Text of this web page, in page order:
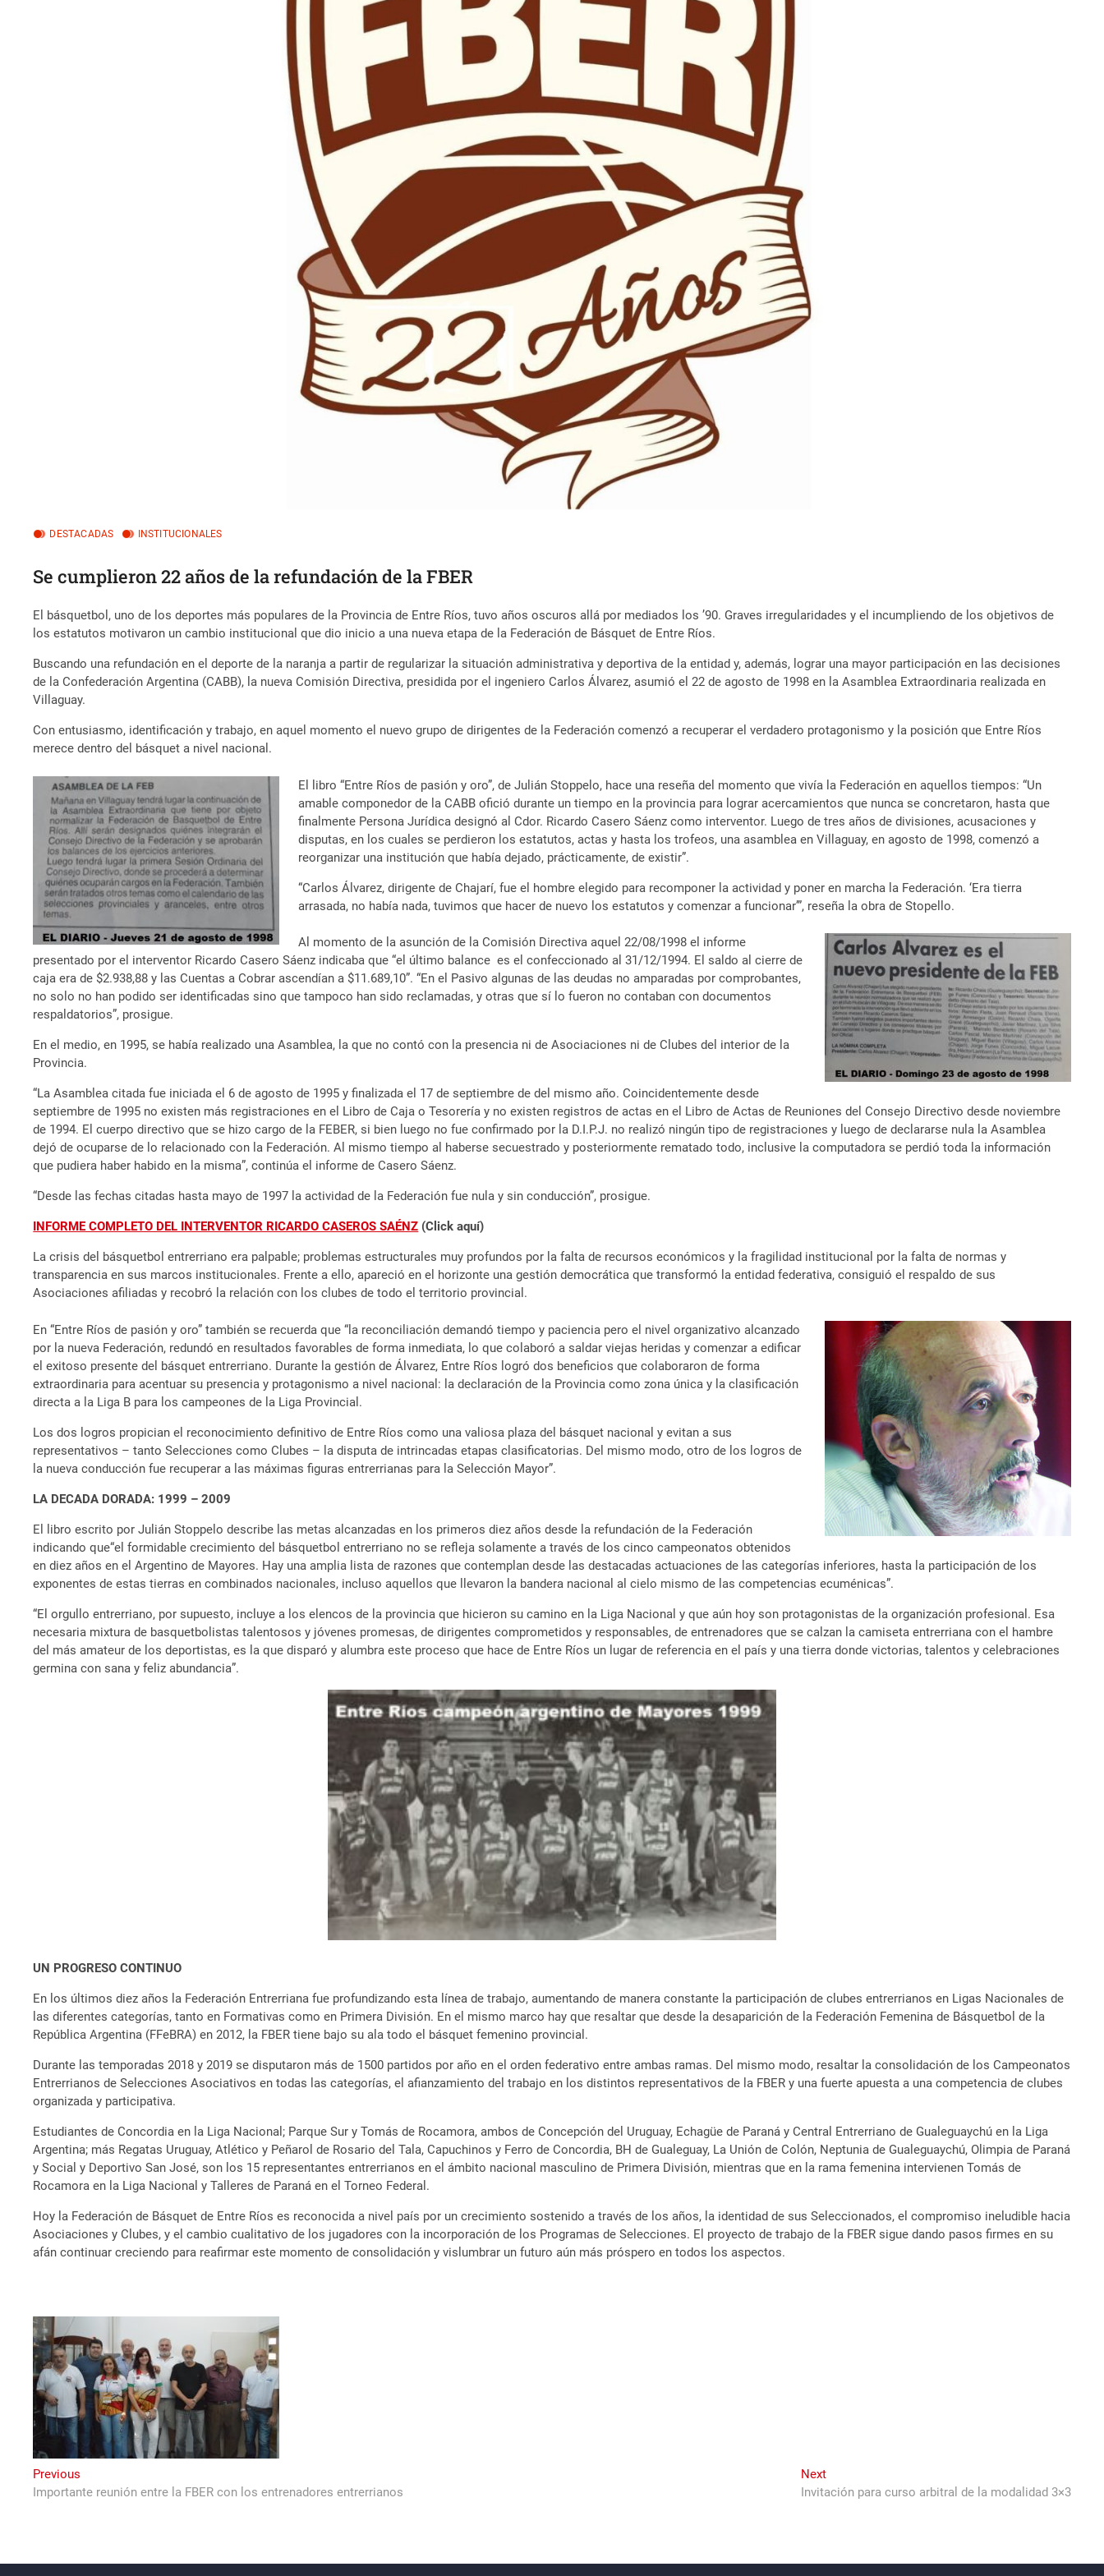
DESTACADAS INSTITUCIONALES
Se cumplieron 22 años de la refundación de la FBER
El básquetbol, uno de los deportes más populares de la Provincia de Entre Ríos, tuvo años oscuros allá por mediados los ’90. Graves irregularidades y el incumpliendo de los objetivos de
los estatutos motivaron un cambio institucional que dio inicio a una nueva etapa de la Federación de Básquet de Entre Ríos.
Buscando una refundación en el deporte de la naranja a partir de regularizar la situación administrativa y deportiva de la entidad y, además, lograr una mayor participación en las decisiones
de la Confederación Argentina (CABB), la nueva Comisión Directiva, presidida por el ingeniero Carlos Álvarez, asumió el 22 de agosto de 1998 en la Asamblea Extraordinaria realizada en
Villaguay.
Con entusiasmo, identificación y trabajo, en aquel momento el nuevo grupo de dirigentes de la Federación comenzó a recuperar el verdadero protagonismo y la posición que Entre Ríos
merece dentro del básquet a nivel nacional.
El libro “Entre Ríos de pasión y oro”, de Julián Stoppelo, hace una reseña del momento que vivía la Federación en aquellos tiempos: “Un
amable componedor de la CABB ofició durante un tiempo en la provincia para lograr acercamientos que nunca se concretaron, hasta que
finalmente Persona Jurídica designó al Cdor. Ricardo Casero Sáenz como interventor. Luego de tres años de divisiones, acusaciones y
disputas, en los cuales se perdieron los estatutos, actas y hasta los trofeos, una asamblea en Villaguay, en agosto de 1998, comenzó a
reorganizar una institución que había dejado, prácticamente, de existir”.
“Carlos Álvarez, dirigente de Chajarí, fue el hombre elegido para recomponer la actividad y poner en marcha la Federación. ‘Era tierra
arrasada, no había nada, tuvimos que hacer de nuevo los estatutos y comenzar a funcionar’”, reseña la obra de Stopello.
Al momento de la asunción de la Comisión Directiva aquel 22/08/1998 el informe
presentado por el interventor Ricardo Casero Sáenz indicaba que “el último balance es el confeccionado al 31/12/1994. El saldo al cierre de
caja era de $2.938,88 y las Cuentas a Cobrar ascendían a $11.689,10”. “En el Pasivo algunas de las deudas no amparadas por comprobantes,
no solo no han podido ser identificadas sino que tampoco han sido reclamadas, y otras que sí lo fueron no contaban con documentos
respaldatorios”, prosigue.
En el medio, en 1995, se había realizado una Asamblea, la que no contó con la presencia ni de Asociaciones ni de Clubes del interior de la
Provincia.
“La Asamblea citada fue iniciada el 6 de agosto de 1995 y finalizada el 17 de septiembre de del mismo año. Coincidentemente desde
septiembre de 1995 no existen más registraciones en el Libro de Caja o Tesorería y no existen registros de actas en el Libro de Actas de Reuniones del Consejo Directivo desde noviembre
de 1994. El cuerpo directivo que se hizo cargo de la FEBER, si bien luego no fue confirmado por la D.I.P.J. no realizó ningún tipo de registraciones y luego de declararse nula la Asamblea
dejó de ocuparse de lo relacionado con la Federación. Al mismo tiempo al haberse secuestrado y posteriormente rematado todo, inclusive la computadora se perdió toda la información
que pudiera haber habido en la misma”, continúa el informe de Casero Sáenz.
“Desde las fechas citadas hasta mayo de 1997 la actividad de la Federación fue nula y sin conducción”, prosigue.
INFORME COMPLETO DEL INTERVENTOR RICARDO CASEROS SAÉNZ (Click aquí)
La crisis del básquetbol entrerriano era palpable; problemas estructurales muy profundos por la falta de recursos económicos y la fragilidad institucional por la falta de normas y
transparencia en sus marcos institucionales. Frente a ello, apareció en el horizonte una gestión democrática que transformó la entidad federativa, consiguió el respaldo de sus
Asociaciones afiliadas y recobró la relación con los clubes de todo el territorio provincial.
En “Entre Ríos de pasión y oro” también se recuerda que “la reconciliación demandó tiempo y paciencia pero el nivel organizativo alcanzado
por la nueva Federación, redundó en resultados favorables de forma inmediata, lo que colaboró a saldar viejas heridas y comenzar a edificar
el exitoso presente del básquet entrerriano. Durante la gestión de Álvarez, Entre Ríos logró dos beneficios que colaboraron de forma
extraordinaria para acentuar su presencia y protagonismo a nivel nacional: la declaración de la Provincia como zona única y la clasificación
directa a la Liga B para los campeones de la Liga Provincial.
Los dos logros propician el reconocimiento definitivo de Entre Ríos como una valiosa plaza del básquet nacional y evitan a sus
representativos – tanto Selecciones como Clubes – la disputa de intrincadas etapas clasificatorias. Del mismo modo, otro de los logros de
la nueva conducción fue recuperar a las máximas figuras entrerrianas para la Selección Mayor”.
LA DECADA DORADA: 1999 – 2009
El libro escrito por Julián Stoppelo describe las metas alcanzadas en los primeros diez años desde la refundación de la Federación
indicando que“el formidable crecimiento del básquetbol entrerriano no se refleja solamente a través de los cinco campeonatos obtenidos
en diez años en el Argentino de Mayores. Hay una amplia lista de razones que contemplan desde las destacadas actuaciones de las categorías inferiores, hasta la participación de los
exponentes de estas tierras en combinados nacionales, incluso aquellos que llevaron la bandera nacional al cielo mismo de las competencias ecuménicas”.
“El orgullo entrerriano, por supuesto, incluye a los elencos de la provincia que hicieron su camino en la Liga Nacional y que aún hoy son protagonistas de la organización profesional. Esa
necesaria mixtura de basquetbolistas talentosos y jóvenes promesas, de dirigentes comprometidos y responsables, de entrenadores que se calzan la camiseta entrerriana con el hambre
del más amateur de los deportistas, es la que disparó y alumbra este proceso que hace de Entre Ríos un lugar de referencia en el país y una tierra donde victorias, talentos y celebraciones
germina con sana y feliz abundancia”.
UN PROGRESO CONTINUO
En los últimos diez años la Federación Entrerriana fue profundizando esta línea de trabajo, aumentando de manera constante la participación de clubes entrerrianos en Ligas Nacionales de
las diferentes categorías, tanto en Formativas como en Primera División. En el mismo marco hay que resaltar que desde la desaparición de la Federación Femenina de Básquetbol de la
República Argentina (FFeBRA) en 2012, la FBER tiene bajo su ala todo el básquet femenino provincial.
Durante las temporadas 2018 y 2019 se disputaron más de 1500 partidos por año en el orden federativo entre ambas ramas. Del mismo modo, resaltar la consolidación de los Campeonatos
Entrerrianos de Selecciones Asociativos en todas las categorías, el afianzamiento del trabajo en los distintos representativos de la FBER y una fuerte apuesta a una competencia de clubes
organizada y participativa.
Estudiantes de Concordia en la Liga Nacional; Parque Sur y Tomás de Rocamora, ambos de Concepción del Uruguay, Echagüe de Paraná y Central Entrerriano de Gualeguaychú en la Liga
Argentina; más Regatas Uruguay, Atlético y Peñarol de Rosario del Tala, Capuchinos y Ferro de Concordia, BH de Gualeguay, La Unión de Colón, Neptunia de Gualeguaychú, Olimpia de Paraná
y Social y Deportivo San José, son los 15 representantes entrerrianos en el ámbito nacional masculino de Primera División, mientras que en la rama femenina intervienen Tomás de
Rocamora en la Liga Nacional y Talleres de Paraná en el Torneo Federal.
Hoy la Federación de Básquet de Entre Ríos es reconocida a nivel país por un crecimiento sostenido a través de los años, la identidad de sus Seleccionados, el compromiso ineludible hacia
Asociaciones y Clubes, y el cambio cualitativo de los jugadores con la incorporación de los Programas de Selecciones. El proyecto de trabajo de la FBER sigue dando pasos firmes en su
afán continuar creciendo para reafirmar este momento de consolidación y vislumbrar un futuro aún más próspero en todos los aspectos.
Navegación
de
Previous
post:
Importante reunión entre la FBER con los entrenadores entrerrianos
NextNext
post:
Invitación para curso arbitral de la modalidad 3×3